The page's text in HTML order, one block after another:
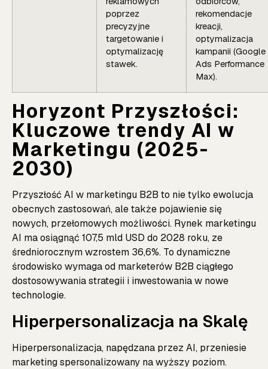
poprzez
precyzyjne
targetowanie i
optymalizację
stawek.
rekomendacje
kreacji,
optymalizacja
kampanii (Google
Ads Performance
Max).
Horyzont Przyszłości:
Kluczowe trendy AI w
Marketingu (2025-
2030)
Przyszłość AI w marketingu B2B to nie tylko ewolucja
obecnych zastosowań, ale także pojawienie się
nowych, przełomowych możliwości. Rynek marketingu
AI ma osiągnąć 107,5 mld USD do 2028 roku, ze
średniorocznym wzrostem 36,6%. To dynamiczne
środowisko wymaga od marketerów B2B ciągłego
dostosowywania strategii i inwestowania w nowe
technologie.
Hiperpersonalizacja na Skalę
Hiperpersonalizacja, napędzana przez AI, przeniesie
marketing spersonalizowany na wyższy poziom.